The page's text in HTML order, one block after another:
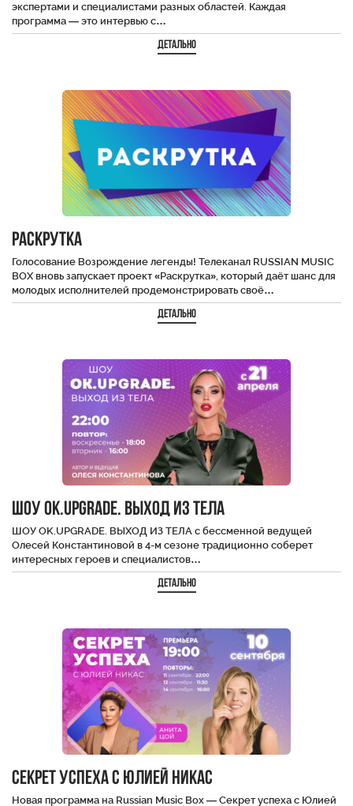
экспертами и специалистами разных областей. Каждая
программа — это интервью с…
Детально
РАСКРУТКА
Голосование Возрождение легенды! Телеканал RUSSIAN MUSIC
BOX вновь запускает проект «Раскрутка», который даёт шанс для
молодых исполнителей продемонстрировать своё…
Детально
ШОУ OK.UPGRADE. ВЫХОД ИЗ ТЕЛА
ШОУ OK.UPGRADE. ВЫХОД ИЗ ТЕЛА с бессменной ведущей
Олесей Константиновой в 4-м сезоне традиционно соберет
интересных героев и специалистов…
Детально
Секрет Успеха с Юлией Никас
Новая программа на Russian Music Box — Секрет успеха с Юлией